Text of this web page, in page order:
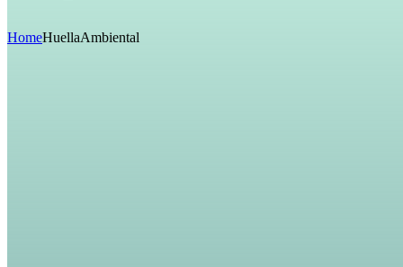
HomeHuellaAmbiental